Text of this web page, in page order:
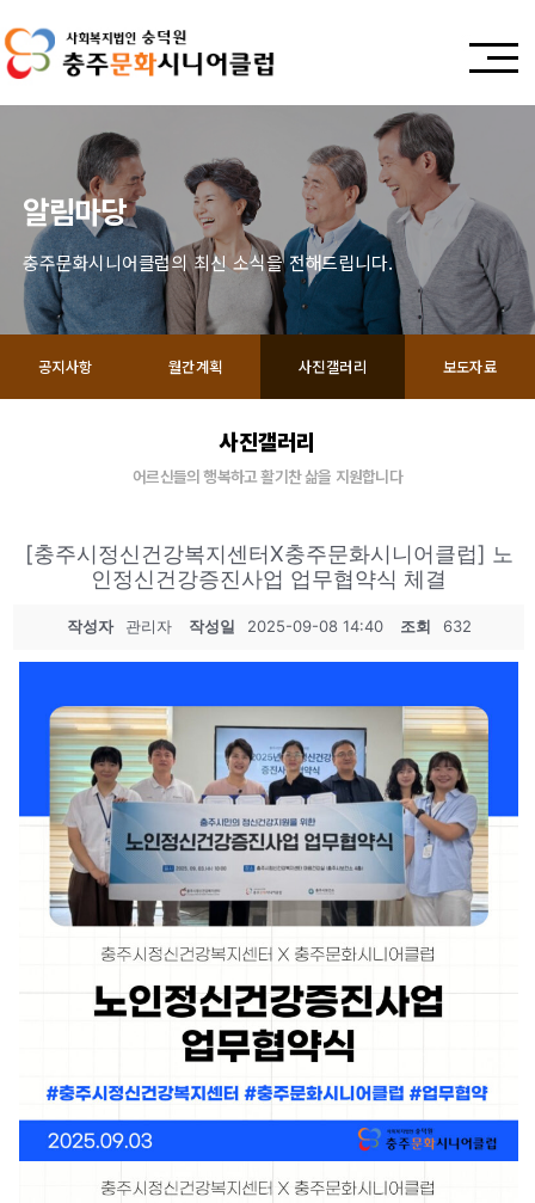
알림마당
충주문화시니어클럽의 최신 소식을 전해드립니다.
공지사항 월간계획 사진갤러리 보도자료
사진갤러리
어르신들의 행복하고 활기찬 삶을 지원합니다
[충주시정신건강복지센터X충주문화시니어클럽] 노
인정신건강증진사업 업무협약식 체결
작성자 관리자 작성일 2025-09-08 14:40 조회 632